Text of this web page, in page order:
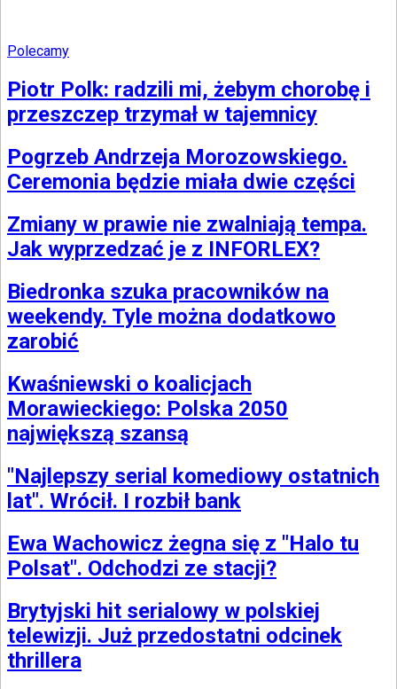
Polecamy
Piotr Polk: radzili mi, żebym chorobę i
przeszczep trzymał w tajemnicy
Pogrzeb Andrzeja Morozowskiego.
Ceremonia będzie miała dwie części
Zmiany w prawie nie zwalniają tempa.
Jak wyprzedzać je z INFORLEX?
Biedronka szuka pracowników na
weekendy. Tyle można dodatkowo
zarobić
Kwaśniewski o koalicjach
Morawieckiego: Polska 2050
największą szansą
"Najlepszy serial komediowy ostatnich
lat". Wrócił. I rozbił bank
Ewa Wachowicz żegna się z "Halo tu
Polsat". Odchodzi ze stacji?
Brytyjski hit serialowy w polskiej
telewizji. Już przedostatni odcinek
thrillera